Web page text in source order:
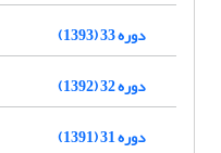
دوره 33 (1393)
دوره 32 (1392)
دوره 31 (1391)